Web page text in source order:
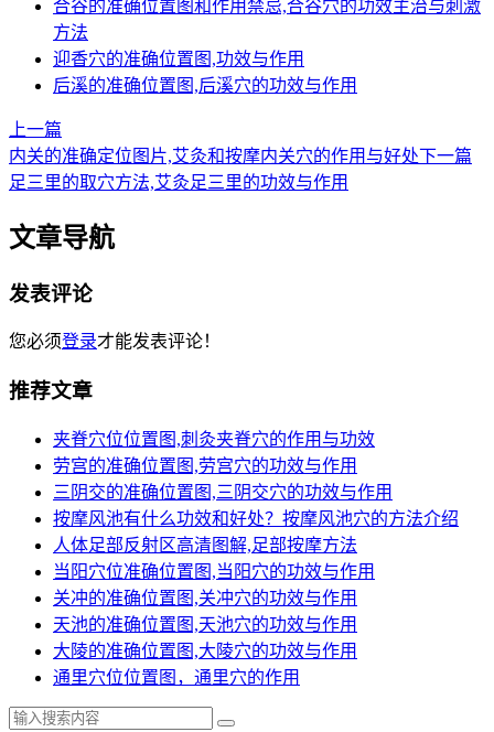
合谷的准确位置图和作用禁忌,合谷穴的功效主治与刺激
方法
迎香穴的准确位置图,功效与作用
后溪的准确位置图,后溪穴的功效与作用
上一篇
内关的准确定位图片,艾灸和按摩内关穴的作用与好处下一篇
足三里的取穴方法,艾灸足三里的功效与作用
文章导航
发表评论
您必须登录才能发表评论！
推荐文章
夹脊穴位位置图,刺灸夹脊穴的作用与功效
劳宫的准确位置图,劳宫穴的功效与作用
三阴交的准确位置图,三阴交穴的功效与作用
按摩风池有什么功效和好处？按摩风池穴的方法介绍
人体足部反射区高清图解,足部按摩方法
当阳穴位准确位置图,当阳穴的功效与作用
关冲的准确位置图,关冲穴的功效与作用
天池的准确位置图,天池穴的功效与作用
大陵的准确位置图,大陵穴的功效与作用
通里穴位位置图，通里穴的作用